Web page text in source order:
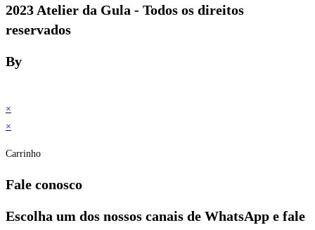
2023 Atelier da Gula - Todos os direitos
reservados
By
×
×
Carrinho
Fale conosco
Escolha um dos nossos canais de WhatsApp e fale